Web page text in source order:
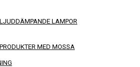
LJUDDÄMPANDE LAMPOR
PRODUKTER MED MOSSA